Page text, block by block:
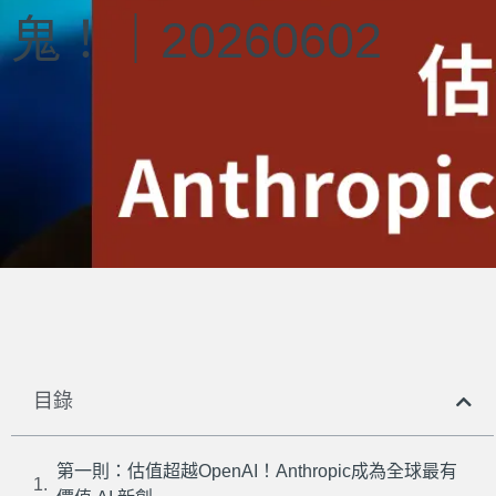
鬼！｜20260602
目錄
第一則：估值超越OpenAI！Anthropic成為全球最有